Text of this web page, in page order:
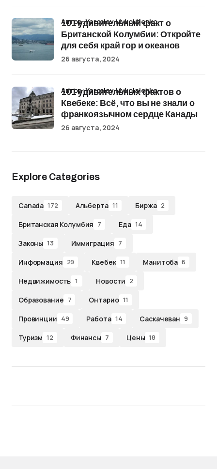
101 удивительный факт о
Британской Колумбии: Откройте
для себя край гор и океанов
Автор: Yaroslav Mykolaienko
26 августа, 2024
101 удивительных фактов о
Квебеке: Всё, что вы не знали о
франкоязычном сердце Канады
Автор: Yaroslav Mykolaienko
26 августа, 2024
Explore Categories
Canada 172 Альберта 11 Биржа 2
Британская Колумбия 7 Еда 14
Законы 13 Иммиграция 7
Информация 29 Квебек 11 Манитоба 6
Недвижимость 1 Новости 2
Образование 7 Онтарио 11
Провинции 49 Работа 14 Саскачеван 9
Туризм 12 Финансы 7 Цены 18